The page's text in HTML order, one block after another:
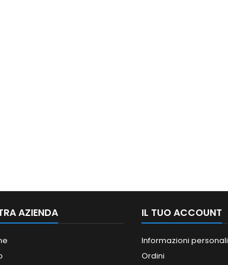
AZIENDA IL TUO ACCOUNT
Informazioni personali
Ordini